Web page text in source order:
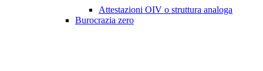
Attestazioni OIV o struttura analoga
Burocrazia zero